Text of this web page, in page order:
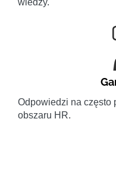
wiedzy.
Odpowiedzi na często
obszaru HR.